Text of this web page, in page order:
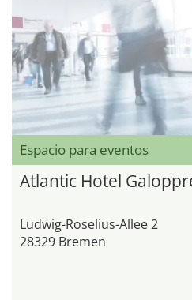
Espacio para eventos
Atlantic Hotel
Ludwig-Roselius-Allee 2
28329 Bremen